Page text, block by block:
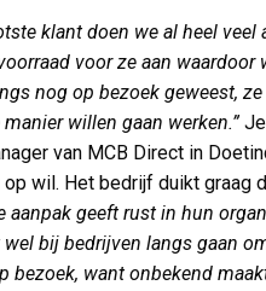
klant doen we al heel
voorraad voor ze aan waardoor
nog op bezoek geweest,
willen gaan werken.”
van MCB Direct in
wil. Het bedrijf duikt graag
aanpak geeft rust in hun
bij bedrijven langs gaan
bezoek, want onbekend